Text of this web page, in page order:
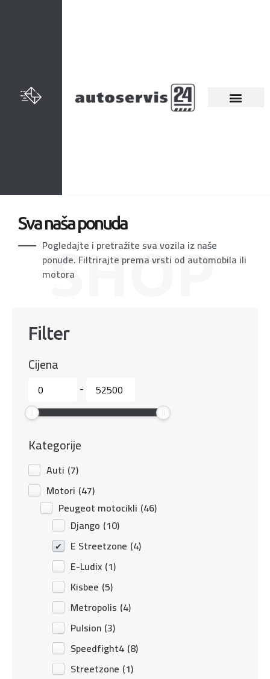
Sva naša ponuda
Pogledajte i pretražite sva vozila iz naše
ponude. Filtrirajte prema vrsti od automobila ili
motora
Filter
Cijena
-
Kategorije
Auti (7)
Motori (47)
Peugeot motocikli (46)
Django (10)
E Streetzone (4)
E-Ludix (1)
Kisbee (5)
Metropolis (4)
Pulsion (3)
Speedfight4 (8)
Streetzone (1)